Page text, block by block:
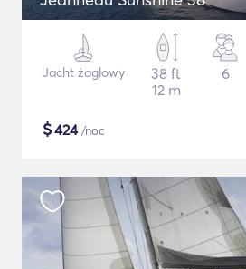
Jacht żaglowy
38 ft
12 m
6
$424/noc